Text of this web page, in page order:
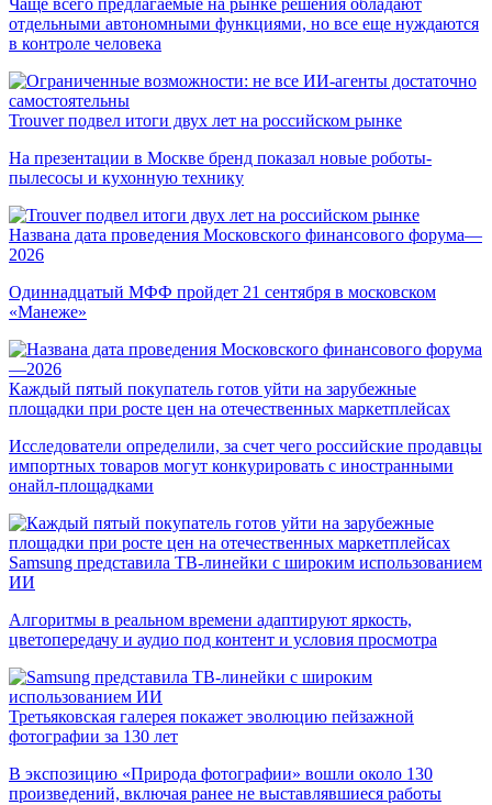
Чаще всего предлагаемые на рынке решения обладают
отдельными автономными функциями, но все еще нуждаются
в контроле человека
Trouver подвел итоги двух лет на российском рынке
На презентации в Москве бренд показал новые роботы-
пылесосы и кухонную технику
Названа дата проведения Московского финансового форума—
2026
Одиннадцатый МФФ пройдет 21 сентября в московском
«Манеже»
Каждый пятый покупатель готов уйти на зарубежные
площадки при росте цен на отечественных маркетплейсах
Исследователи определили, за счет чего российские продавцы
импортных товаров могут конкурировать с иностранными
онайл-площадками
Samsung представила ТВ-линейки с широким использованием
ИИ
Алгоритмы в реальном времени адаптируют яркость,
цветопередачу и аудио под контент и условия просмотра
Третьяковская галерея покажет эволюцию пейзажной
фотографии за 130 лет
В экспозицию «Природа фотографии» вошли около 130
произведений, включая ранее не выставлявшиеся работы